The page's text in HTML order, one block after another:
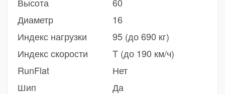
Диаметр
16
Индекс нагрузки
95 (до 690 кг)
Индекс скорости
T (до 190 км/ч)
RunFlat
Нет
Шип
Да